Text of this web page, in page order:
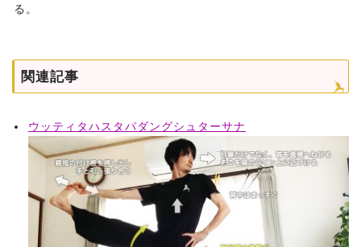
る。
関連記事
ウッティタハスタパダングシュターサナ